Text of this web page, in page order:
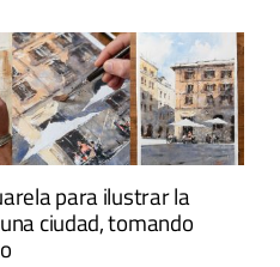
para ilustrar la
ciudad, tomando